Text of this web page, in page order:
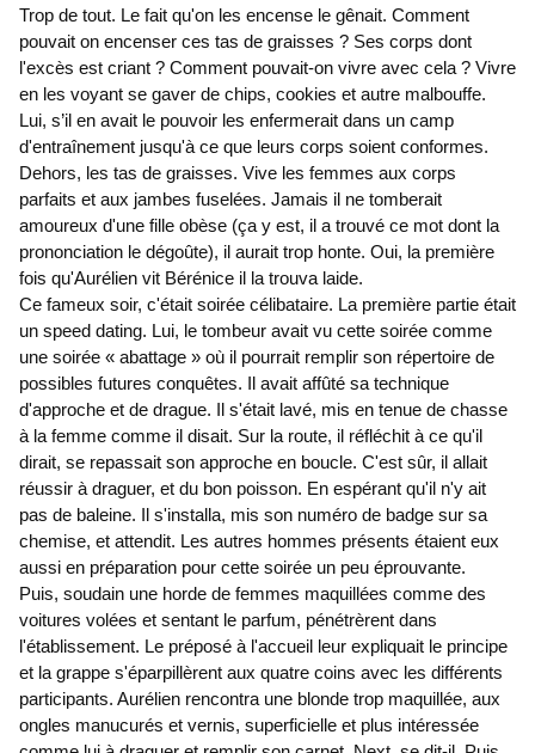
Trop de tout. Le fait qu'on les encense le gênait. Comment
pouvait on encenser ces tas de graisses ? Ses corps dont
l'excès est criant ? Comment pouvait-on vivre avec cela ? Vivre
en les voyant se gaver de chips, cookies et autre malbouffe.
Lui, s’il en avait le pouvoir les enfermerait dans un camp
d'entraînement jusqu'à ce que leurs corps soient conformes.
Dehors, les tas de graisses. Vive les femmes aux corps
parfaits et aux jambes fuselées. Jamais il ne tomberait
amoureux d'une fille obèse (ça y est, il a trouvé ce mot dont la
prononciation le dégoûte), il aurait trop honte. Oui, la première
fois qu'Aurélien vit Bérénice il la trouva laide.
Ce fameux soir, c'était soirée célibataire. La première partie était
un speed dating. Lui, le tombeur avait vu cette soirée comme
une soirée « abattage » où il pourrait remplir son répertoire de
possibles futures conquêtes. Il avait affûté sa technique
d'approche et de drague. Il s'était lavé, mis en tenue de chasse
à la femme comme il disait. Sur la route, il réfléchit à ce qu'il
dirait, se repassait son approche en boucle. C'est sûr, il allait
réussir à draguer, et du bon poisson. En espérant qu'il n'y ait
pas de baleine. Il s'installa, mis son numéro de badge sur sa
chemise, et attendit. Les autres hommes présents étaient eux
aussi en préparation pour cette soirée un peu éprouvante.
Puis, soudain une horde de femmes maquillées comme des
voitures volées et sentant le parfum, pénétrèrent dans
l'établissement. Le préposé à l'accueil leur expliquait le principe
et la grappe s'éparpillèrent aux quatre coins avec les différents
participants. Aurélien rencontra une blonde trop maquillée, aux
ongles manucurés et vernis, superficielle et plus intéressée